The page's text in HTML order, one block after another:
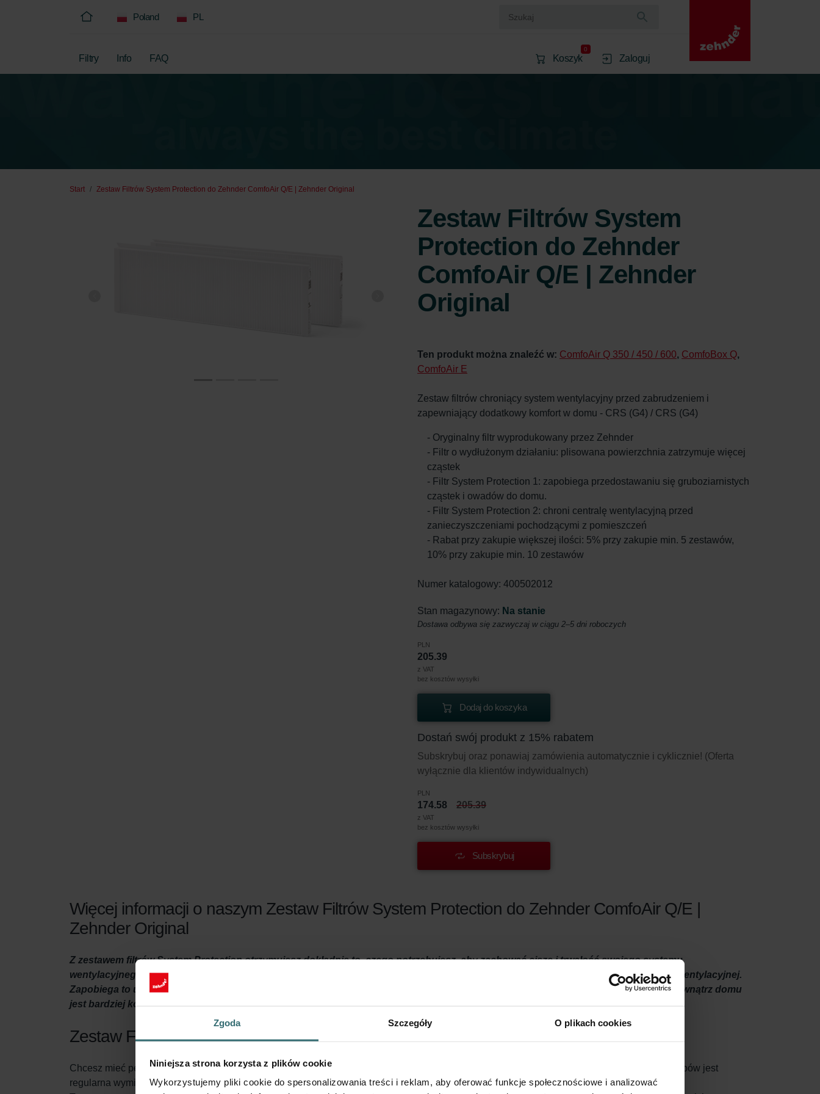
Zgoda Szczegóły O plikach cookies
Niniejsza strona korzysta z plików cookie
Wykorzystujemy pliki cookie do spersonalizowania treści i reklam, aby oferować funkcje społecznościowe i analizować
Poland PL
Filtry Info FAQ Koszyk
0
Zaloguj
Start Zestaw Filtrów System Protection do Zehnder ComfoAir Q/E | Zehnder Original
Zestaw Filtrów System
Protection do Zehnder
ComfoAir Q/E | Zehnder
Original
Ten produkt można znaleźć w: ComfoAir Q 350 / 450 / 600, ComfoBox Q,
ComfoAir E
Zestaw filtrów chroniący system wentylacyjny przed zabrudzeniem i
zapewniający dodatkowy komfort w domu - CRS (G4) / CRS (G4)
- Oryginalny filtr wyprodukowany przez Zehnder
- Filtr o wydłużonym działaniu: plisowana powierzchnia zatrzymuje więcej
cząstek
- Filtr System Protection 1: zapobiega przedostawaniu się gruboziarnistych
cząstek i owadów do domu.
- Filtr System Protection 2: chroni centralę wentylacyjną przed
zanieczyszczeniami pochodzącymi z pomieszczeń
- Rabat przy zakupie większej ilości: 5% przy zakupie min. 5 zestawów,
10% przy zakupie min. 10 zestawów
Numer katalogowy: 400502012
Stan magazynowy: Na stanie
Dostawa odbywa się zazwyczaj w ciągu 2–5 dni roboczych
PLN
205.39
z VAT
bez kosztów wysyłki
Dodaj do koszyka
Dostań swój produkt z 15% rabatem
Subskrybuj oraz ponawiaj zamówienia automatycznie i cyklicznie! (Oferta
wyłącznie dla klientów indywidualnych)
PLN
174.58 205.39
z VAT
bez kosztów wysyłki
Subskrybuj
Więcej informacji o naszym Zestaw Filtrów System Protection do Zehnder ComfoAir Q/E |
Zehnder Original
Z zestawem filtrów System Protection otrzymujesz dokładnie to, czego potrzebujesz, aby zachować ciszę i trwałość swojego systemu
wentylacyjnego oraz komfort w domu. Grube cząstki w powietrzu są filtrowane, zanim trafią do twojego pomieszczenia lub jednostki wentylacyjnej.
Zapobiega to uszkodzeniom jednostki wentylacyjnej przez cząstki takie jak piasek i kurz oraz owady, a także sprawia, że powietrze wewnątrz domu
jest bardziej komfortowe.
Zestaw Filtrów System Protection
Chcesz mieć pewność, że twój dom jest odpowiednio wentylowany? Ważne jest prawidłowe utrzymanie systemu wentylacji. Jednym ze sposobów jest
regularna wymiana filtrów w jednostce wentylacyjnej, przynajmniej dwa razy w roku.